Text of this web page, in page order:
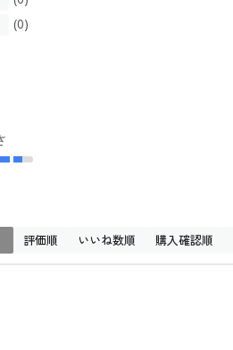
(0)
評価順 いいね数順 購入確認順